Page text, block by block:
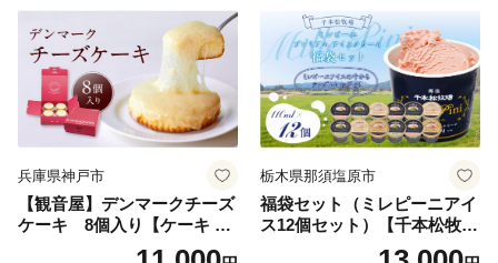
兵庫県神戸市
【観音屋】デンマークチーズ
ケーキ 8個入り【ケーキ チ
ーズケーキ 人気スイーツ お
栃木県那須塩原市
福袋セット（ミレピーニアイ
ス12個セット）【千本松牧
場】 ns025-014-12 【デザー